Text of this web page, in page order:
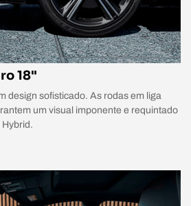
18"
design sofisticado. As rodas em liga
um visual imponente e requintado